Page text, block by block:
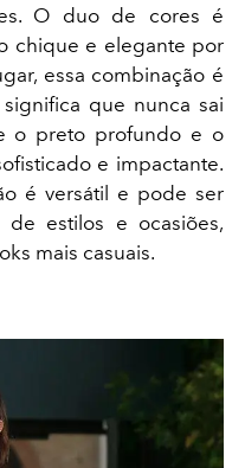
O duo de cores é
chique e elegante por
essa combinação é
que nunca sai
o preto profundo e o
e impactante.
é versátil e pode ser
de estilos e ocasiões,
mais casuais.